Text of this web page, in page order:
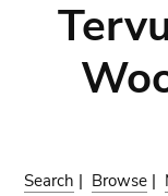
Search | Browse |